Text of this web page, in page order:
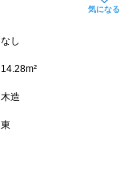
気になる
なし
14.28m²
木造
東